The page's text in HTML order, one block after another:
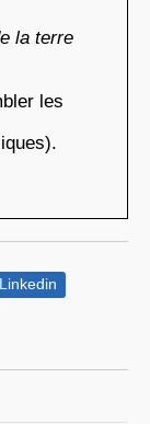
la terre
les
Linkedin